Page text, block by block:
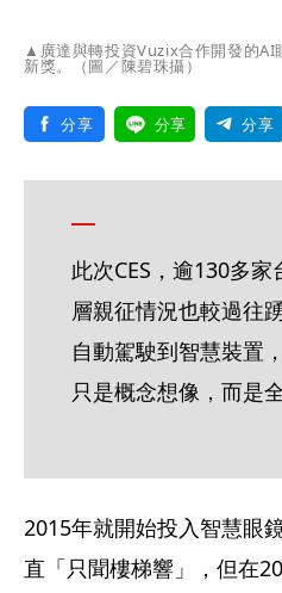
▲廣達與轉投資Vuzix合作開發的AI
新獎。（圖／陳碧珠攝）
分享 分享 分享
此次CES，逾130多
層親征情況也較過往
自動駕駛到智慧裝置
只是概念想像，而是
2015年就開始投入智慧眼
直「只聞樓梯響」，但在